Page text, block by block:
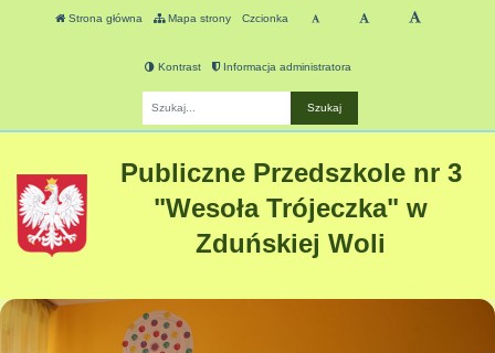
Strona główna Mapa strony Czcionka
Kontrast Informacja administratora
Publiczne Przedszkole nr 3
"Wesoła Trójeczka" w
Zduńskiej Woli